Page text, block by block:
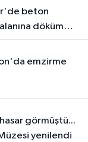
döküme
yenilendi